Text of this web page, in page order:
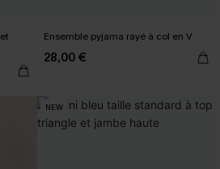
Ensemble pyjama rayé à col en V
28,00 €
NEW